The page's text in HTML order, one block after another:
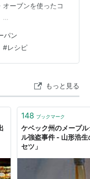
取る。
引くソリで集める。
の作業を表している
し込み、真空ポンプ
の負担を減らしてい
呼ばれる木の枝でで
ーブンを使ったコ
は、ベーコンエピ
はなく、ウィンナ
る。 内側に粒マスタ
クペッパーとか振ら
考…
パン
#レシピ
もっと見る
148 ブックマーク
ケベック州のメープ
ル強盗事件 - 山形浩
セツ」